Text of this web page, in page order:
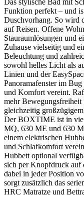
Das stylische Bad mit
Funktion perfekt – und
Duschvorhang. So wird
auf Reisen. Offene
Stauraumlösungen und
Zuhause vielseitig und
Beleuchtung und
sowohl helles Licht als
Linien und der
Panoramafenster im
und Komfort vereint.
mehr
gleichzeitig
Der BOXTIME ist in
MQ, 630 ME und 630
einem elektrischen
und Schlafkomfort
Hubbett optional
sich per Knopfdruck auf
dabei in jeder Position
sorgt zusätzlich das
HRC Matratze und